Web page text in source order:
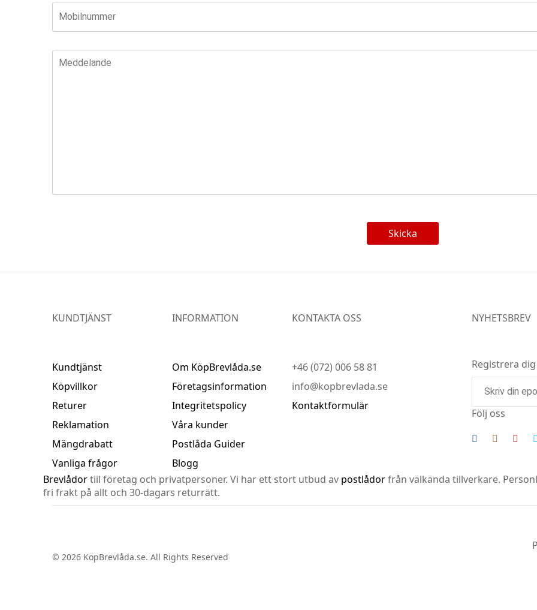
Skicka
KUNDTJÄNST
Kundtjänst
Köpvillkor
Returer
Reklamation
Mängdrabatt
Vanliga frågor
INFORMATION
Om KöpBrevlåda.se
Företagsinformation
Integritetspolicy
Våra kunder
Postlåda Guider
Blogg
KONTAKTA OSS
+46 (072) 006 58 81
info@kopbrevlada.se
Kontaktformulär
NYHETSBREV
Registrera
Följ oss
Brevlådortiil företag och privatpersoner. Vi har ett stort utbud av postlådorfrån välkända tillverkare.
fri frakt på allt och 30-dagars returrätt.
© 2026 KöpBrevlåda.se. All Rights Reserved